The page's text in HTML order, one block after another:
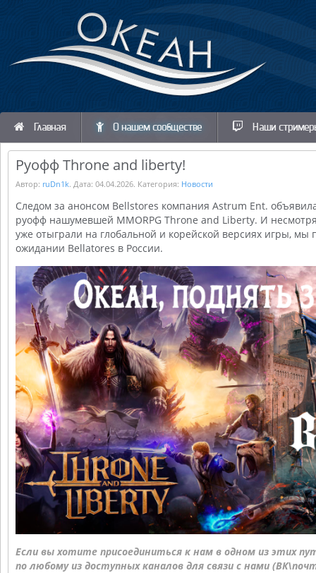
Главная О нашем сообществе Наши
Руофф Throne and liberty!
Автор: ruDn1k. Дата: 04.04.2026. Категория: Новости
Следом за анонсом Bellstores компания Astrum Ent.
руофф нашумевшей MMORPG Throne and Liberty. И
уже отыграли на глобальной и корейской версиях игры, мы
ожидании Bellatores в России.
Если вы хотите присоединиться к нам в одном из этих
по любому из доступных каналов для связи с нами